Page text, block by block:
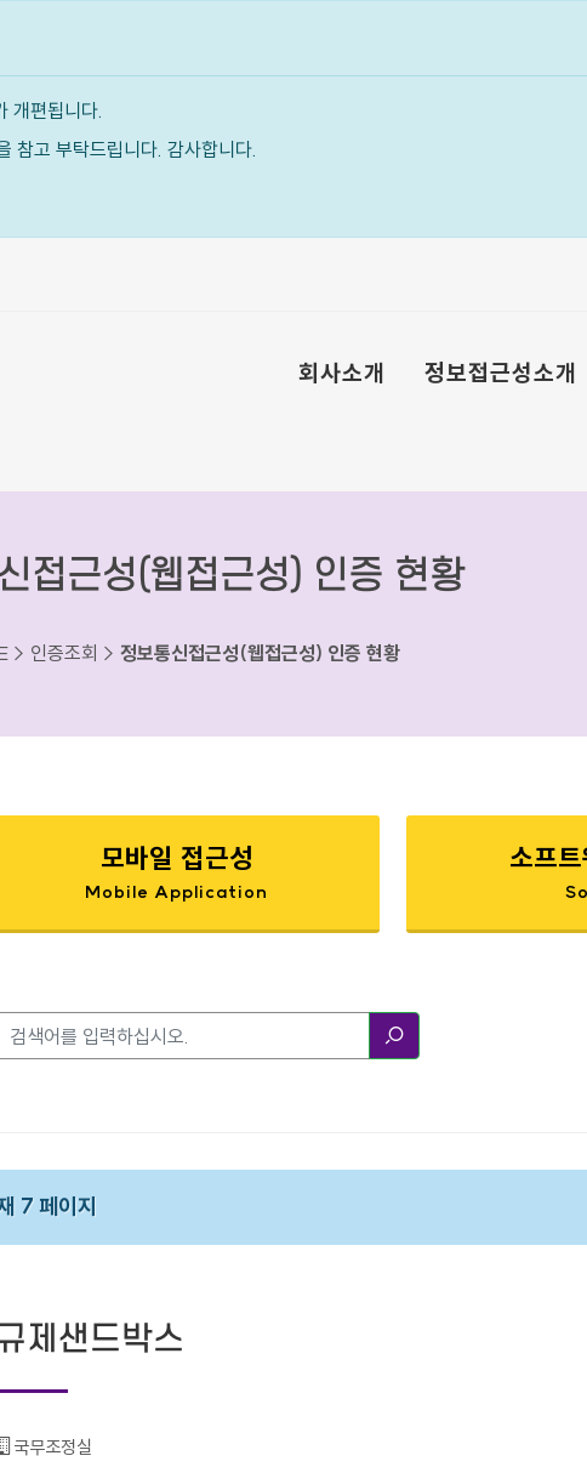
개편됩니다.
참고 부탁드립니다. 감사합니다.
회사소개 정보접근성소개
접근성(웹접근성) 인증 현황
> 인증조회 > 정보통신접근성(웹접근성) 인증 현황
모바일 접근성
Mobile Application
소프
7 페이지
제샌드박스
기관명 :
국무조정실